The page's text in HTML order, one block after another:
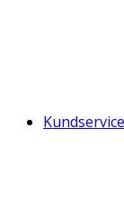
Kundservice